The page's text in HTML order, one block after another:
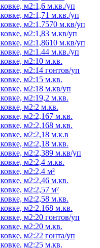
м2:1,6 м.кв./уп
м2:1,71 м.кв./уп
м2:1,7570 м.кв/уп
м2:1,83 м.кв/уп
м2:1,8610 м.кв/уп
м2:1.44 м.кв./уп
м2:10 м.кв.
м2:14 гонтов/уп
м2:15 м.кв.
м2:18 м.кв/уп
м2:19,2 м.кв.
м2:2 м.кв.
м2:2,167 м.кв.
м2:2,168 м.кв.
м2:2,18 м.к.в
м2:2,18 м.кв.
м2:2,389 м.кв/уп
м2:2,4 м.кв.
м2:2,4 м²
м2:2,46 м.кв.
м2:2,57 м²
м2:2,58 м.кв.
м2:2.168 м.кв.
м2:20 гонтов/уп
м2:20 м.кв.
м2:22 гонта/уп
м2:25 м.кв.